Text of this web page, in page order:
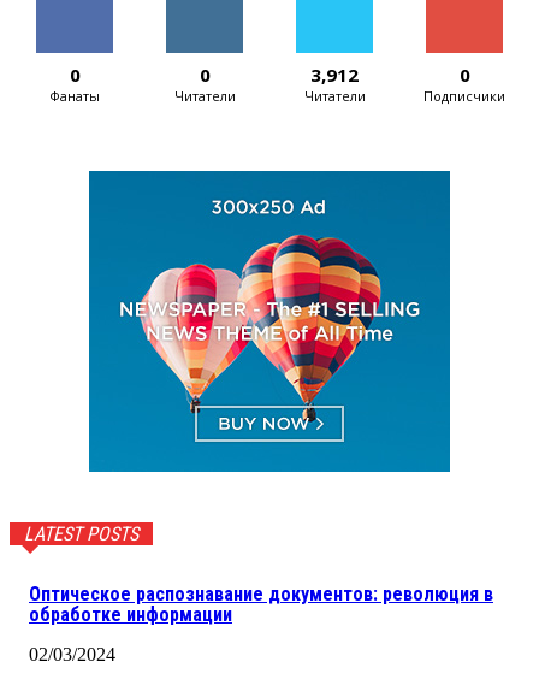
0
Фанаты
0
Читатели
3,912
Читатели
0
Подписчики
LATEST POSTS
Оптическое распознавание документов: революция в
обработке информации
02/03/2024